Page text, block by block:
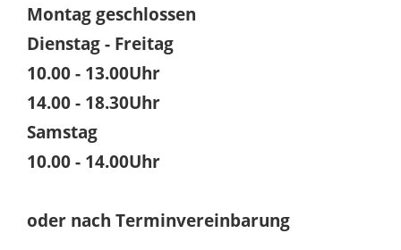
Montag geschlossen
Dienstag - Freitag
10.00 - 13.00Uhr
14.00 - 18.30Uhr
Samstag
10.00 - 14.00Uhr
oder nach Terminvereinbarung